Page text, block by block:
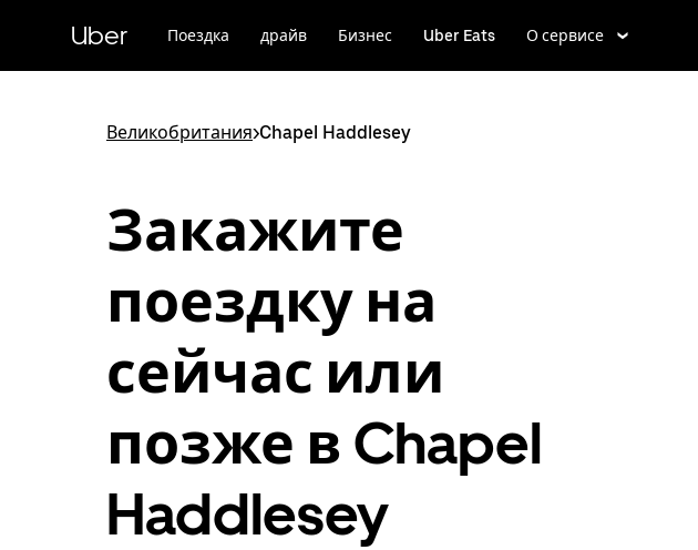
к
Uber Поездка драйв Бизнес Uber Eats О сервисе
Великобритания>Chapel Haddlesey
Закажите
поездку на
сейчас или
позже в Chapel
Haddlesey